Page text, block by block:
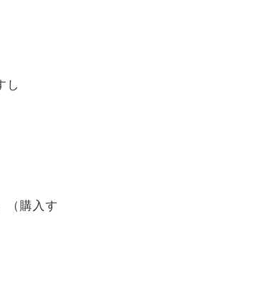
し
（購入す